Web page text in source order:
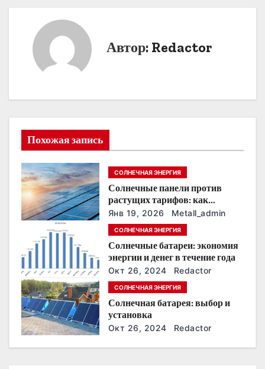
я
п
о
з
п
и
с
я
м
Автор: Redactor
Похожая запись
СОЛНЕЧНАЯ ЭНЕРГИЯ
Солнечные панели против
растущих тарифов: как
сохранить
энергонезависимость в
ближайшие годы
Янв 19, 2026 Metall_admin
СОЛНЕЧНАЯ ЭНЕРГИЯ
Солнечные батареи: экономия
энергии и денег в течение года
Окт 26, 2024 Redactor
СОЛНЕЧНАЯ ЭНЕРГИЯ
Солнечная батарея: выбор и
установка
Окт 26, 2024 Redactor